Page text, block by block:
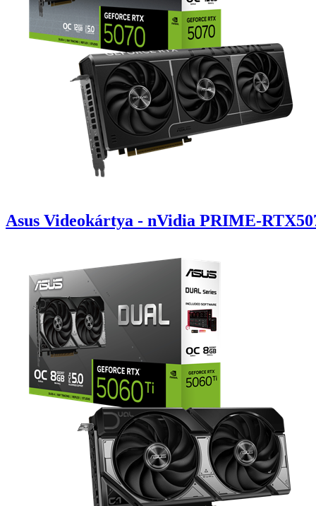
Asus Videokártya - nVidia PRIME-